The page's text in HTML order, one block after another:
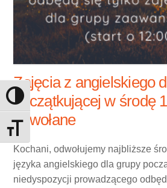
Toggle High Contrast
Toggle Font size
Zajęcia z angielskiego
początkującej w środę
odwołane
Kochani, odwołujemy najbliższe
języka angielskiego dla grupy
niedyspozycji prowadzącego